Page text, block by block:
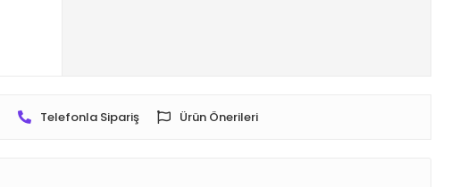
Telefonla Sipariş Ürün Önerileri